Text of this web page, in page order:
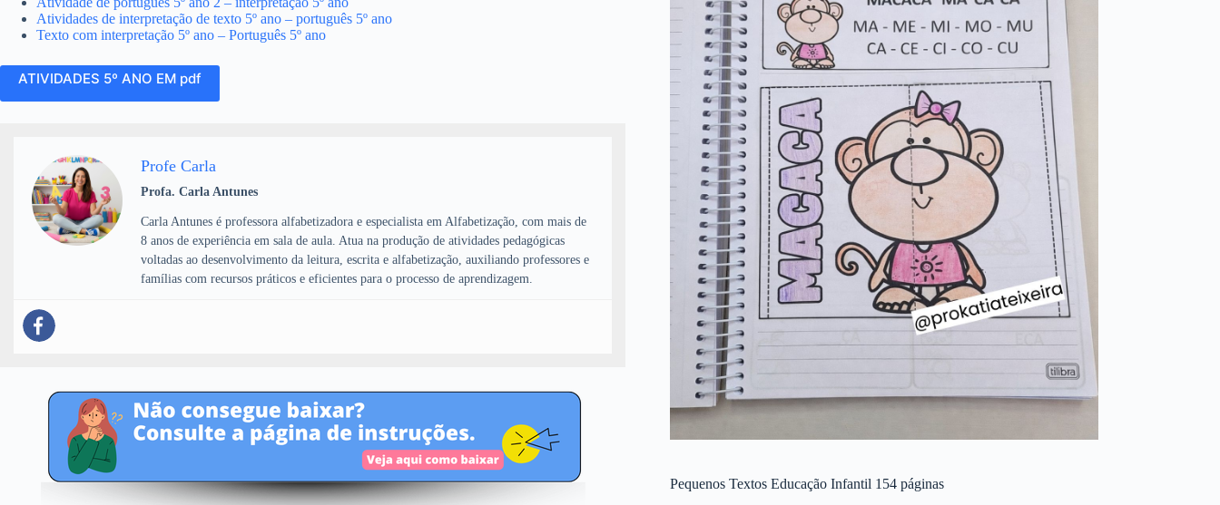
Atividades de interpretação de texto 5º ano – português 5º ano
Texto com interpretação 5º ano – Português 5º ano
ATIVIDADES 5º ANO EM pdf
Profe Carla
Profa. Carla Antunes
Carla Antunes é professora alfabetizadora e especialista em Alfabetização, com mais de
8 anos de experiência em sala de aula. Atua na produção de atividades pedagógicas
voltadas ao desenvolvimento da leitura, escrita e alfabetização, auxiliando professores e
famílias com recursos práticos e eficientes para o processo de aprendizagem.
Pequenos Textos Educação Infantil 154 páginas